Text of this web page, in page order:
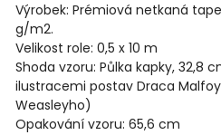
Výrobek: Prémiová netkaná
g/m2.
Velikost role: 0,5 x 10 m
Shoda vzoru: Půlka kapky, 32,8
ilustracemi postav Draca
Weasleyho)
Opakování vzoru: 65,6 cm